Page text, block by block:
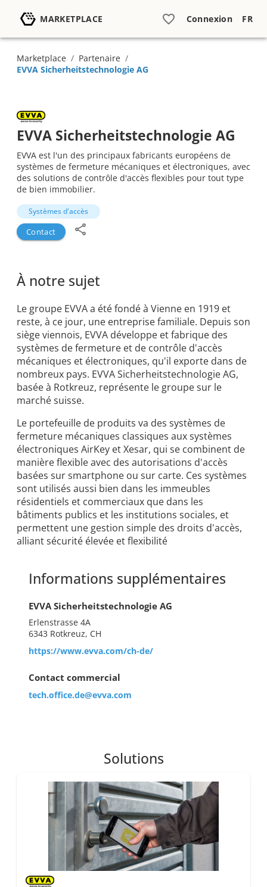
MARKETPLACE Connexion FR
Marketplace / Partenaire /
EVVA Sicherheitstechnologie AG
EVVA Sicherheitstechnologie AG
EVVA est l'un des principaux fabricants européens de
systèmes de fermeture mécaniques et électroniques, avec
des solutions de contrôle d'accès flexibles pour tout type
de bien immobilier.
Systèmes d'accès
Contact
À notre sujet
Le groupe EVVA a été fondé à Vienne en 1919 et
reste, à ce jour, une entreprise familiale. Depuis son
siège viennois, EVVA développe et fabrique des
systèmes de fermeture et de contrôle d'accès
mécaniques et électroniques, qu'il exporte dans de
nombreux pays. EVVA Sicherheitstechnologie AG,
basée à Rotkreuz, représente le groupe sur le
marché suisse.
Le portefeuille de produits va des systèmes de
fermeture mécaniques classiques aux systèmes
électroniques AirKey et Xesar, qui se combinent de
manière flexible avec des autorisations d'accès
basées sur smartphone ou sur carte. Ces systèmes
sont utilisés aussi bien dans les immeubles
résidentiels et commerciaux que dans les
bâtiments publics et les institutions sociales, et
permettent une gestion simple des droits d'accès,
alliant sécurité élevée et flexibilité
Informations supplémentaires
EVVA Sicherheitstechnologie AG
Erlenstrasse 4A
6343 Rotkreuz, CH
https://www.evva.com/ch-de/
Contact commercial
tech.office.de@evva.com
Solutions